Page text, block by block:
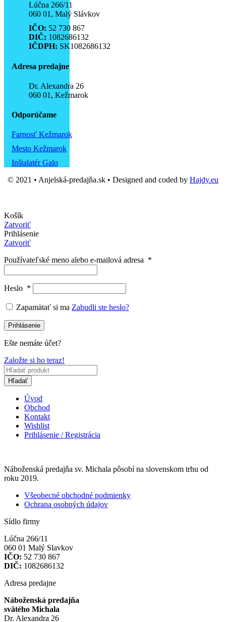
Lúčna 266/11
060 01, Malý Slávkov
IČO: 52 730 867
DIČ: 1082686132
IČDPH: SK1082686132
Adresa predajne
Dr. Alexandra 26
060 01, Kežmarok
Odporúčame
Farnosť Kežmarok
Mesto Kežmarok
Inštalatér Galo
© 2021 • Anjelská-predajňa.sk • Designed and coded by Hajdy.eu
Košík
Zatvoriť
Prihlásenie
Zatvoriť
Používateľské meno alebo e-mailová adresa *
Heslo *
Zapamätať si ma Zabudli ste heslo?
Prihlásenie
Ešte nemáte účet?
Založte si ho teraz!
Hľadať
Úvod
Obchod
Kontakt
Wishlist
Prihlásenie / Registrácia
Náboženská predajňa sv. Michala pôsobí na slovenskom trhu od
roku 2019.
Všeobecné obchodné podmienky
Ochrana osobných údajov
Sídlo firmy
Lúčna 266/11
060 01 Malý Slavkov
IČO: 52 730 867
DIČ: 1082686132
Adresa predajne
Náboženská predajňa
svätého Michala
Dr. Alexandra 26